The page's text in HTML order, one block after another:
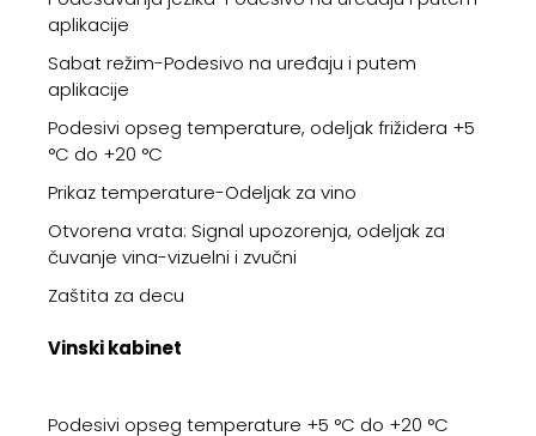
aplikacije
Sabat režim-Podesivo na uređaju i putem
aplikacije
Podesivi opseg temperature, odeljak frižidera +5
°C do +20 °C
Prikaz temperature-Odeljak za vino
Otvorena vrata: Signal upozorenja, odeljak za
čuvanje vina-vizuelni i zvučni
Zaštita za decu
Vinski kabinet
Podesivi opseg temperature +5 °C do +20 °C